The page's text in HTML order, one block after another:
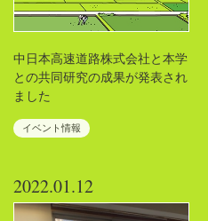
中日本高速道路株式会社と本学
との共同研究の成果が発表され
ました
イベント情報
2022.01.12